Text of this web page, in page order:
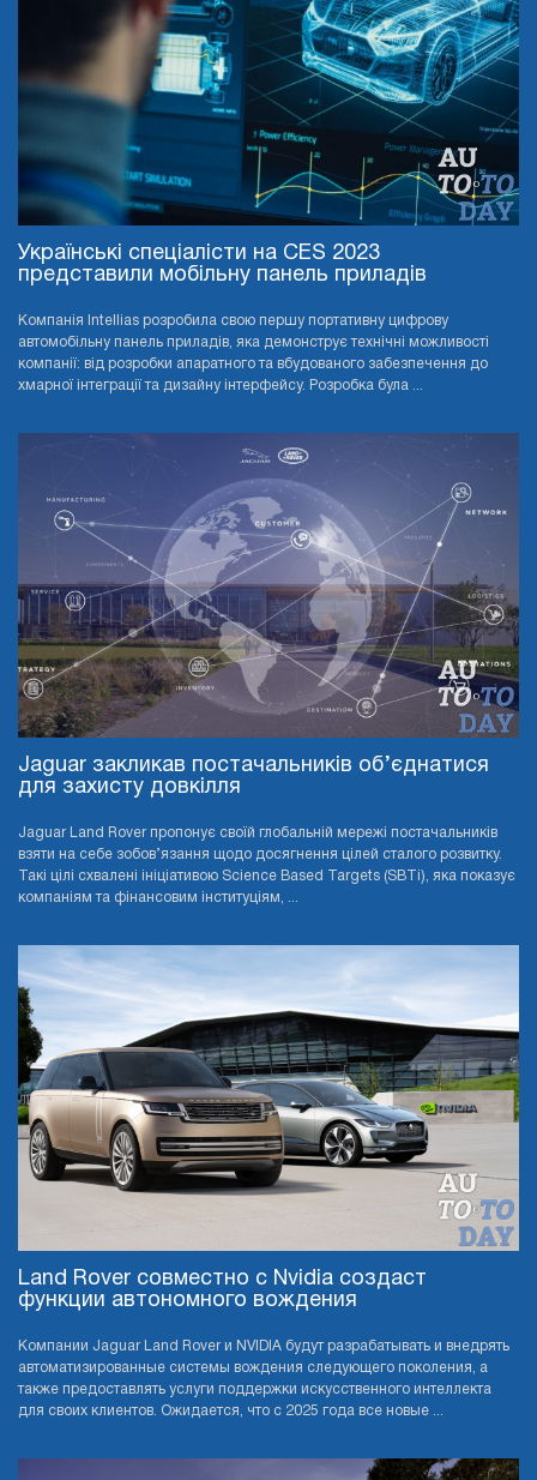
Українські спеціалісти на CES 2023
представили мобільну панель приладів
Компанія Intellias розробила свою першу портативну цифрову
автомобільну панель приладів, яка демонструє технічні можливості
компанії: від розробки апаратного та вбудованого забезпечення до
хмарної інтеграції та дизайну інтерфейсу. Розробка була ...
Jaguar закликав постачальників об’єднатися
для захисту довкілля
Jaguar Land Rover пропонує своїй глобальній мережі постачальників
взяти на себе зобов’язання щодо досягнення цілей сталого розвитку.
Такі цілі схвалені ініціативою Science Based Targets (SBTi), яка показує
компаніям та фінансовим інституціям, ...
Land Rover совместно с Nvidia создаст
функции автономного вождения
Компании Jaguar Land Rover и NVIDIA будут разрабатывать и внедрять
автоматизированные системы вождения следующего поколения, а
также предоставлять услуги поддержки искусственного интеллекта
для своих клиентов. Ожидается, что с 2025 года все новые ...